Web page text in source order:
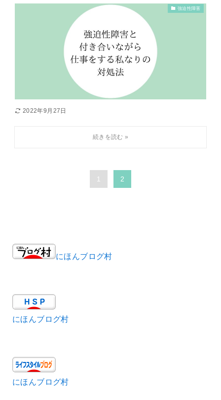
強迫性障害
2022年9月27日
1 2
にほんブログ村
にほんブログ村
にほんブログ村